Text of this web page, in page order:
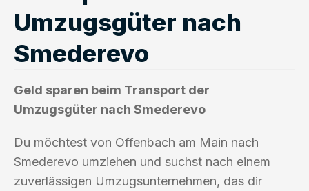
Umzugsgüter nach
Smederevo
Geld sparen beim Transport der
Umzugsgüter nach Smederevo
Du möchtest von Offenbach am Main nach
Smederevo umziehen und suchst nach einem
zuverlässigen Umzugsunternehmen, das dir